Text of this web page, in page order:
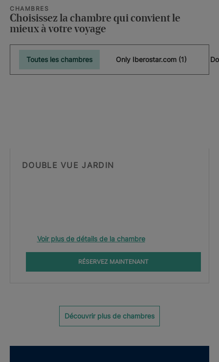
CHAMBRES
Choisissez la chambre qui convient le
mieux à votre voyage
Toutes les chambres Only Iberostar.com (1)
DOUBLE VUE JARDIN
Voir plus de détails de la chambre
RÉSERVEZ MAINTENANT
Découvrir plus de chambres